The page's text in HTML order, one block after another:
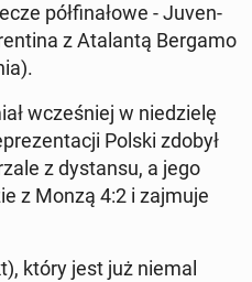
pół­fi­nałowe - Ju­ven­
z Ata­lan­tą Bergamo
wcześniej w niedzielę
Polski zdobył
z dys­tan­su, a jego
z Monzą 4:2 i zajmuje
który jest już niemal